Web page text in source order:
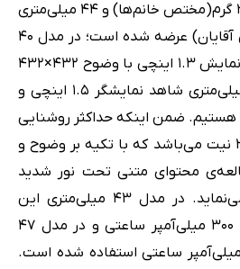
۴۰ میلی‌متری با وزن ۲۸.۸ گرم(مختص خانم‌ها) و ۴۴ میلی‌متری
با وزن ۳۳.۸ گرم(مختص آقایان) عرضه شده است؛ در مدل ۴۰
میلی‌متری شاهد صفحه نمایش ۱.۳ اینچی با وضوح ۴۳۲×۴۳۲
پیکسلی‌ و در مدل ۴۴ میلی‌متری شاهد نمایشگر ۱.۵ اینچی و
پیکسلی هستیم. ضمن اینکه حداکثر روشنایی
نمایشگر این ساعت ۳۰۰۰ نیت می‌باشد که با تکیه بر وضوح و
محتوای متنی تحت نور شدید
آفتاب را هم بی‌دردسر می‌نماید. در مدل ۴۳ میلی‌متری این
ساعت هوشمند از باتری ۳۰۰ میلی‌آمپر ساعتی و در مدل ۴۷
میلی‌متری از باتری ۴۲۵ میلی‌آمپر ساعتی استفاده شده است.